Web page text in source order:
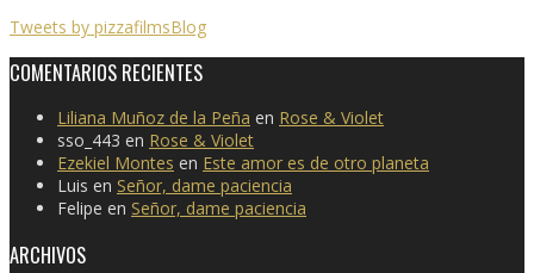
Tweets by pizzafilmsBlog
COMENTARIOS RECIENTES
Liliana Muñoz de la Peña en Rose & Violet
sso_443 en Rose & Violet
Ezekiel Montes en Este amor es de otro planeta
Luis en Señor, dame paciencia
Felipe en Señor, dame paciencia
ARCHIVOS